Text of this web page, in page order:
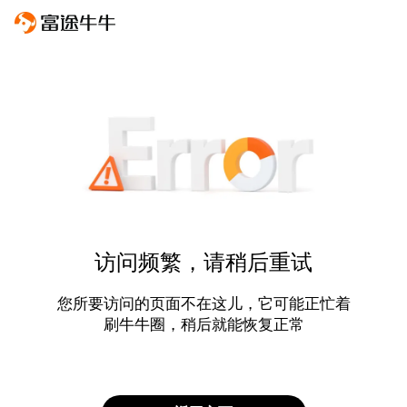
访问频繁，请稍后重试
您所要访问的页面不在这儿，它可能正忙着
刷牛牛圈，稍后就能恢复正常